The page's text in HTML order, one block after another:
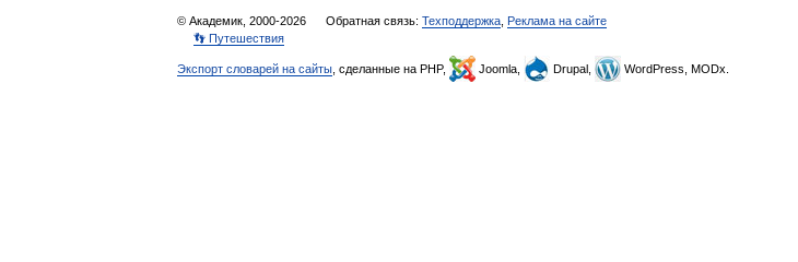
© Академик, 2000-2026 Обратная связь: Техподдержка Реклама на сайте
👣 Путешествия
Экспорт словарей на сайты , сделанные на PHP, Joomla, Drupal, WordPress, MODx.